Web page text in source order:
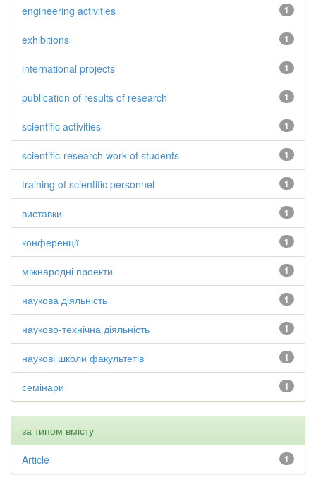
1
engineering activities
1
exhibitions
1
international projects
1
publication of results of research
1
scientific activities
1
scientific-research work of students
1
training of scientific personnel
1
виставки
1
конференції
1
міжнародні проекти
1
наукова діяльність
1
науково-технічна діяльність
1
наукові школи факультетів
1
семінари
за типом вмісту
1
Article